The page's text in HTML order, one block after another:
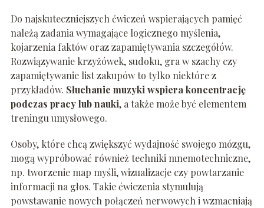
Do najskuteczniejszych ćwiczeń wspierających pamięć
należą zadania wymagające logicznego myślenia,
kojarzenia faktów oraz zapamiętywania szczegółów.
Rozwiązywanie krzyżówek, sudoku, gra w szachy czy
zapamiętywanie list zakupów to tylko niektóre z
przykładów. Słuchanie muzyki wspiera koncentrację
podczas pracy lub nauki, a także może być elementem
treningu umysłowego.
Osoby, które chcą zwiększyć wydajność swojego mózgu,
mogą wypróbować również techniki mnemotechniczne,
np. tworzenie map myśli, wizualizacje czy powtarzanie
informacji na głos. Takie ćwiczenia stymulują
powstawanie nowych połączeń nerwowych i wzmacniają